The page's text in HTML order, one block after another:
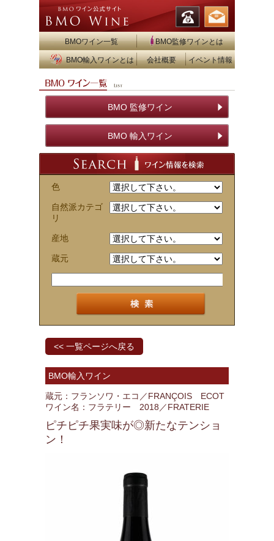
BMOワイン一覧 BMO監修ワインとは
BMO輸入ワインとは 会社概要 イベント情報
BMO 監修ワイン
BMO 輸入ワイン
色
自然派カテゴ
リ
産地
蔵元
<< 一覧ページへ戻る
BMO輸入ワイン
蔵元：フランソワ・エコ／FRANÇOIS ECOT
ワイン名：フラテリー 2018／FRATERIE
ピチピチ果実味が◎新たなテンショ
ン！